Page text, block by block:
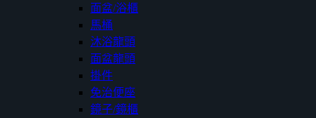
面盆/浴櫃
馬桶
沐浴龍頭
面盆龍頭
掛件
免治便座
鏡子/鏡櫃